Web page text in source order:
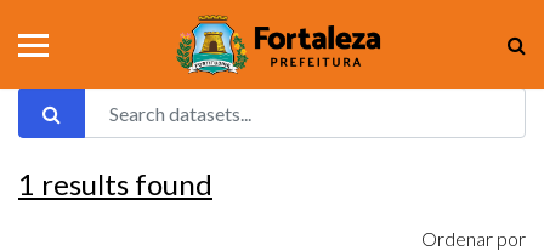
1 results found
Ordenar por